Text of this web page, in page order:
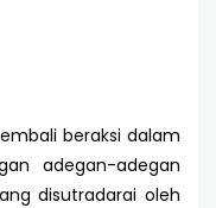
beraksi dalam
adegan-adegan
disutradarai oleh